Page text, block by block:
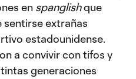
en spanglishque
extrañas
estadounidense.
a convivir con tifos y
generaciones